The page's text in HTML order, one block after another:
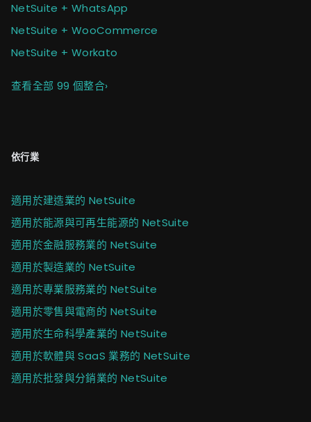
NetSuite + WhatsApp
NetSuite + WooCommerce
NetSuite + Workato
查看全部 99 個整合›
依行業
適用於建造業的 NetSuite
適用於能源與可再生能源的 NetSuite
適用於金融服務業的 NetSuite
適用於製造業的 NetSuite
適用於專業服務業的 NetSuite
適用於零售與電商的 NetSuite
適用於生命科學產業的 NetSuite
適用於軟體與 SaaS 業務的 NetSuite
適用於批發與分銷業的 NetSuite